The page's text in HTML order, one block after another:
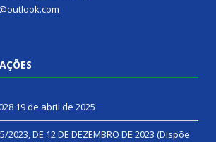
19 de abril de 2025
2023, DE 12 DE DEZEMBRO DE 2023 (Dispõe